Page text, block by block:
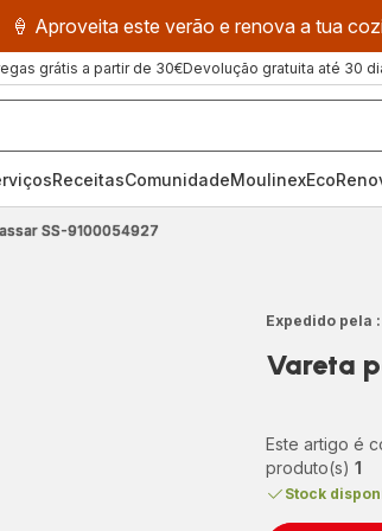
🍦 Aproveita este verão e renova a tua
grátis a partir de 30€Devolução gratuita até 30
ReceitasComunidadeMoulinex
SS-9100054927
Expedido pela :
Vareta
Este artigo é
produto(s) 1
Stock